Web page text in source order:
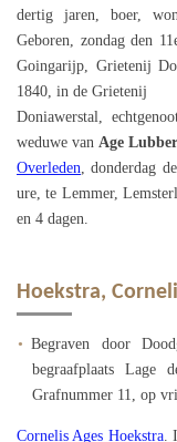
dertig jaren, boer,
Geboren, zondag den
Goingarijp, Grietenij
1840, in de Grietenij
Doniawerstal,
weduwe van Age
Overleden, donderdag
ure, te Lemmer,
en 4 dagen.
Hoekstra,
Begraven door
begraafplaats Lage
Grafnummer 11, op
Cornelis Ages Hoekstra.